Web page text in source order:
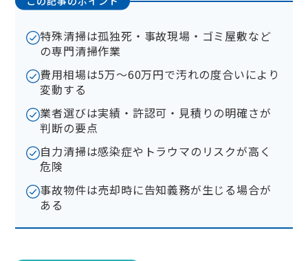
特殊清掃は孤独死・事故現場・ゴミ屋敷など
の専門清掃作業
費用相場は5万〜60万円で汚れの度合いにより
変動する
業者選びは実績・許認可・見積りの明確さが
判断の要点
自力清掃は感染症やトラウマのリスクが高く
危険
事故物件は売却時に告知義務が生じる場合が
ある